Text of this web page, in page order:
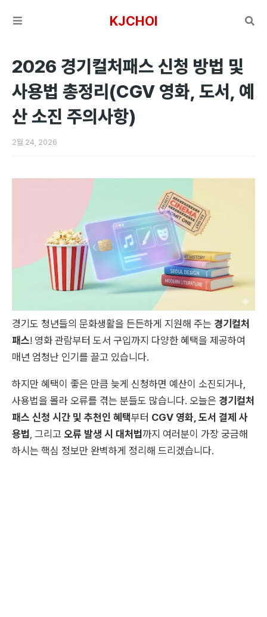
KJCHOI
2026 경기컬처패스 신청 방법 및
사용법 총정리(CGV 영화, 도서, 예
산 소진 주의사항)
2월 24, 2026
경기도 청년들의 문화생활을 든든하게 지원해 주는 경기컬처
패스! 영화 관람부터 도서 구입까지 다양한 혜택을 제공하여
매년 엄청난 인기를 끌고 있습니다.
하지만 혜택이 좋은 만큼 늦게 신청하면 예산이 소진되거나,
사용법을 몰라 오류를 겪는 분들도 많습니다. 오늘은 경기컬처
패스 신청 시간 및 추천인 혜택부터 CGV 영화, 도서 결제 사
용법 , 그리고 오류 발생 시 대처법까지 여러분이 가장 궁금해
하시는 핵심 정보만 완벽하게 정리해 드리겠습니다.